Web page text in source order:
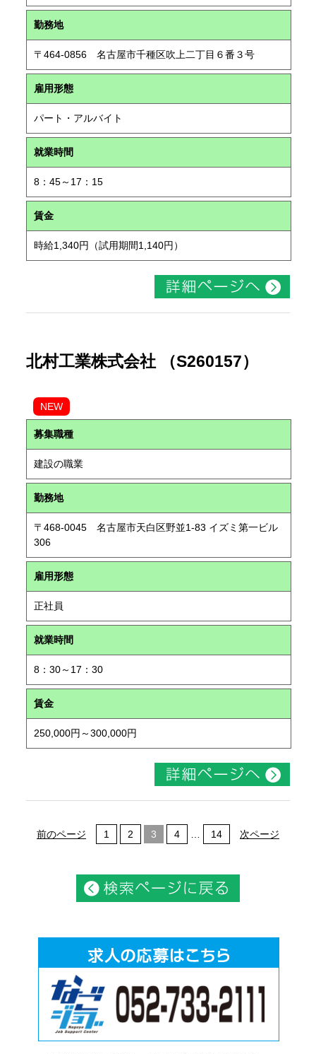
勤務地
〒464-0856 名古屋市千種区吹上二丁目６番３号
雇用形態
パート・アルバイト
就業時間
8：45～17：15
賃金
時給1,340円（試用期間1,140円）
北村工業株式会社 （S260157）
NEW
募集職種
建設の職業
勤務地
〒468-0045 名古屋市天白区野並1-83 イズミ第一ビル
306
雇用形態
正社員
就業時間
8：30～17：30
賃金
250,000円～300,000円
前のページ 1 2 3 4 14 次ページ